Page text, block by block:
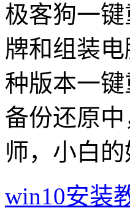
极客狗一
牌和组装
种版本一
备份还原
师，小白的
win10安装